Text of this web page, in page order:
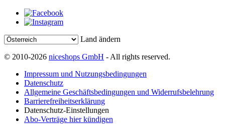
Land ändern
© 2010-2026 niceshops GmbH - All rights reserved.
Impressum und Nutzungsbedingungen
Datenschutz
Allgemeine Geschäftsbedingungen und Widerrufsbelehrung
Barrierefreiheitserklärung
Datenschutz-Einstellungen
Abo-Verträge hier kündigen